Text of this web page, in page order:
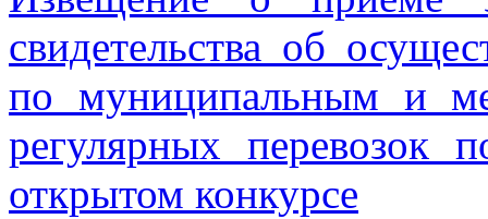
свидетельства об
по муниципальным и
регулярных перевозок
открытом конкурсе